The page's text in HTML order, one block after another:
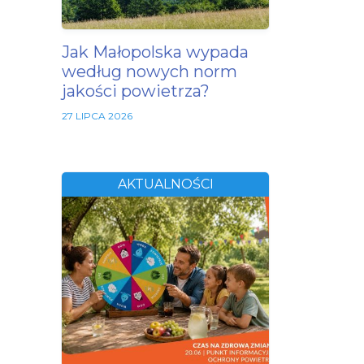
Jak Małopolska wypada
według nowych norm
jakości powietrza?
27 LIPCA 2026
AKTUALNOŚCI